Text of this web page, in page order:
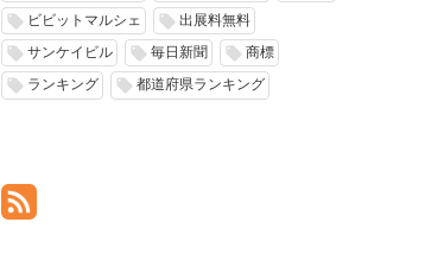
local_offer ビビットマルシェ local_offer 出展料無料
local_offer サンケイビル local_offer 毎日新聞 local_offer 商標
local_offer ランキング local_offer 都道府県ランキング